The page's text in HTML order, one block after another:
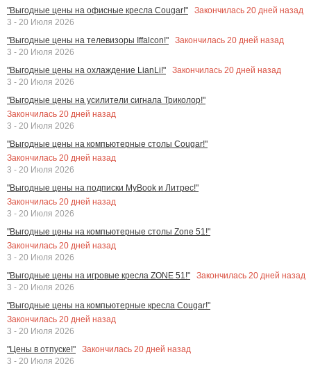
"Выгодные цены на офисные кресла Cougar!" Закончилась 20 дней назад
3 - 20 Июля 2026
"Выгодные цены на телевизоры Iffalcon!"
Закончилась 20 дней назад
3 - 20 Июля 2026
"Выгодные цены на охлаждение LianLi!"
Закончилась 20 дней назад
3 - 20 Июля 2026
"Выгодные цены на усилители сигнала Триколор!"
Закончилась 20 дней назад
3 - 20 Июля 2026
"Выгодные цены на компьютерные столы Cougar!"
Закончилась 20 дней назад
3 - 20 Июля 2026
"Выгодные цены на подписки MyBook и Литрес!"
Закончилась 20 дней назад
3 - 20 Июля 2026
"Выгодные цены на компьютерные столы Zone 51!"
Закончилась 20 дней назад
3 - 20 Июля 2026
"Выгодные цены на игровые кресла ZONE 51!"
Закончилась 20 дней назад
3 - 20 Июля 2026
"Выгодные цены на компьютерные кресла Cougar!"
Закончилась 20 дней назад
3 - 20 Июля 2026
"Цены в отпуске!"
Закончилась 20 дней назад
3 - 20 Июля 2026